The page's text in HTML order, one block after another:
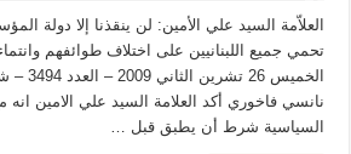
ليست المنفعة تأتي من إسلامية النّظام كما لا تأتي
المتهاون بوطنه متهاون بدينه حتماً
نسج العلاقة مع الآخر تكون من خلال منظومة القيم و
العلاّمة السيد علي الأمين: لن ينقذنا إلا دولة
تحمي جميع اللبنانيين على اختلاف طوائفهم
نانسي فاخوري أكد العلامة السيد علي الامين انه
السياسية شرط أن يطبق قبل …